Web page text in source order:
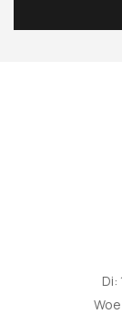
Di: